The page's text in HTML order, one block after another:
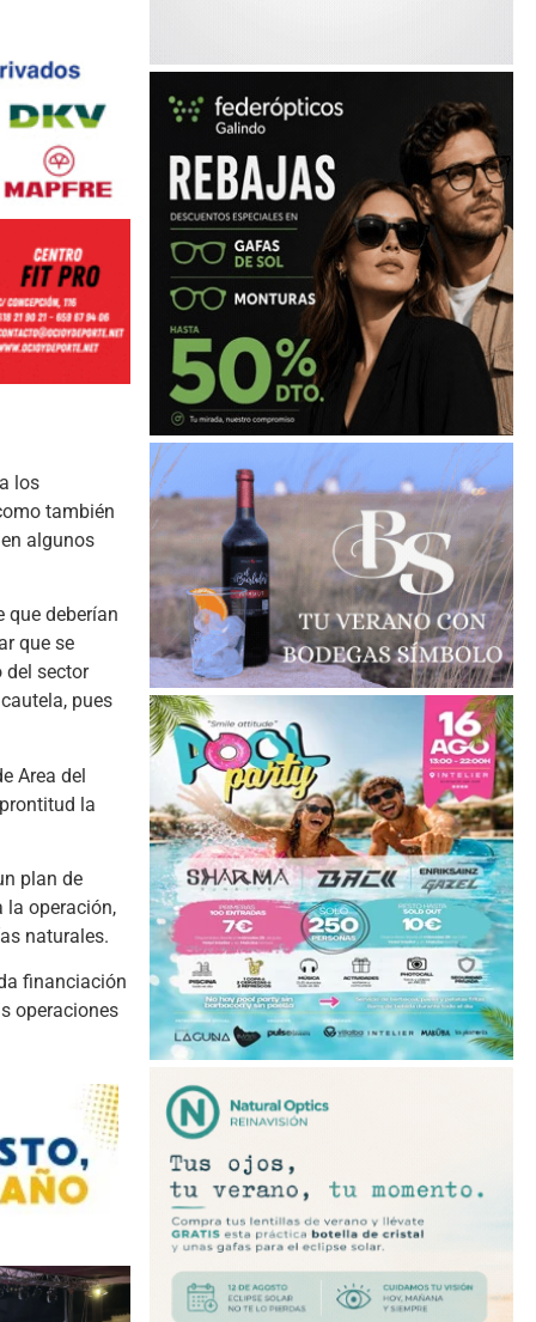
los
también
algunos
que deberían
que se
del sector
pues
Area del
la
plan de
la operación,
naturales.
financiación
operaciones